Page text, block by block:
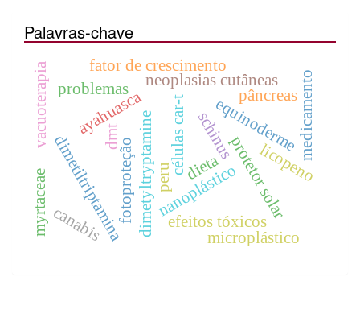
Palavras-chave
células car-t
dimetyltryptamine equinoderme
perunanoplástico
neoplasias cutâneas
dieta
fotoproteção
dmt
dimetiltriptamina efeitos tóxicos
ayahuasca
fator de crescimento
protetor solar
microplástico
vacuoterapia problemas
licopeno
medicamento
canabis
pâncreas
myrtaceae
schinus